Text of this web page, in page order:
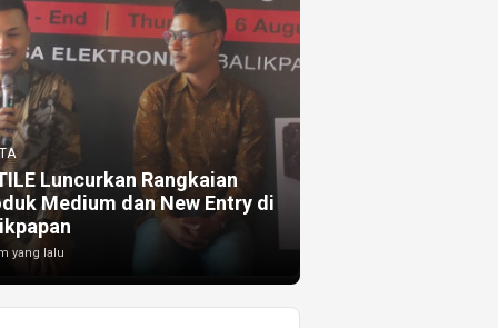
Luncurkan Rangkaian
Medium dan New Entry di
yang lalu